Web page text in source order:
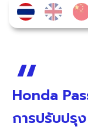
Honda
การปรับปรุ